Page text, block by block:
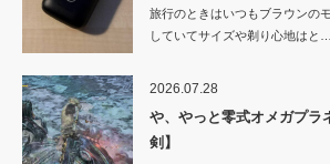
旅行のときはいつもブラウンの
していてサイズや剃り心地はと…
2026.07.28
や、やっと零式オメガプラ
剣】